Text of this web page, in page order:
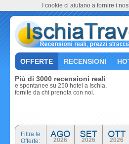
OFFERTE RECENSIONI
Più di 3000 recensioni reali
e spontanee su 250 hotel a Ischia,
fornite da chi prenota con noi.
Filtra le
Offerte:
2026 2026 2026
I cookie ci aiutano a fornire i